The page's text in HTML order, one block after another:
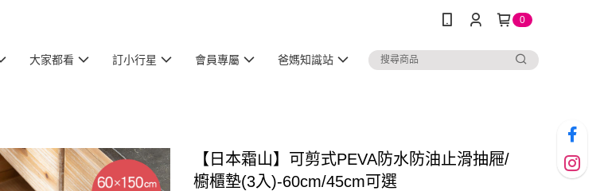
0
大家都看 訂小行星 會員專屬 爸媽知識站
【日本霜山】可剪式PEVA防水防油止滑抽屜/
櫥櫃墊(3入)-60cm/45cm可選